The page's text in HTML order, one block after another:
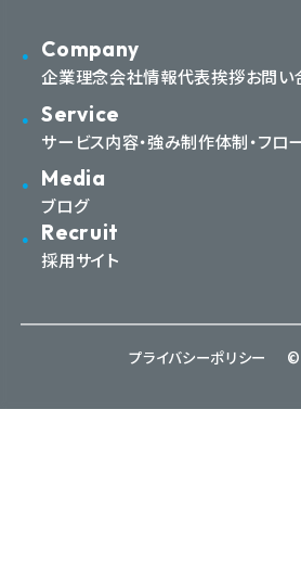
Company
企業理念会社情報代表挨拶お問い
Service
サービス内容・強み制作体制・フロ
Media
ブログ
Recruit
採用サイト
プライバシーポリシー